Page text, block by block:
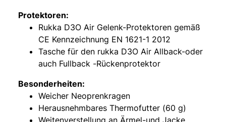
Protektoren:
Rukka D3O Air Gelenk-Protektoren gemäß
CE Kennzeichnung EN 1621-1 2012
Tasche für den rukka D3O Air Allback-oder
auch Fullback -Rückenprotektor
Besonderheiten:
Weicher Neoprenkragen
Herausnehmbares Thermofutter (60 g)